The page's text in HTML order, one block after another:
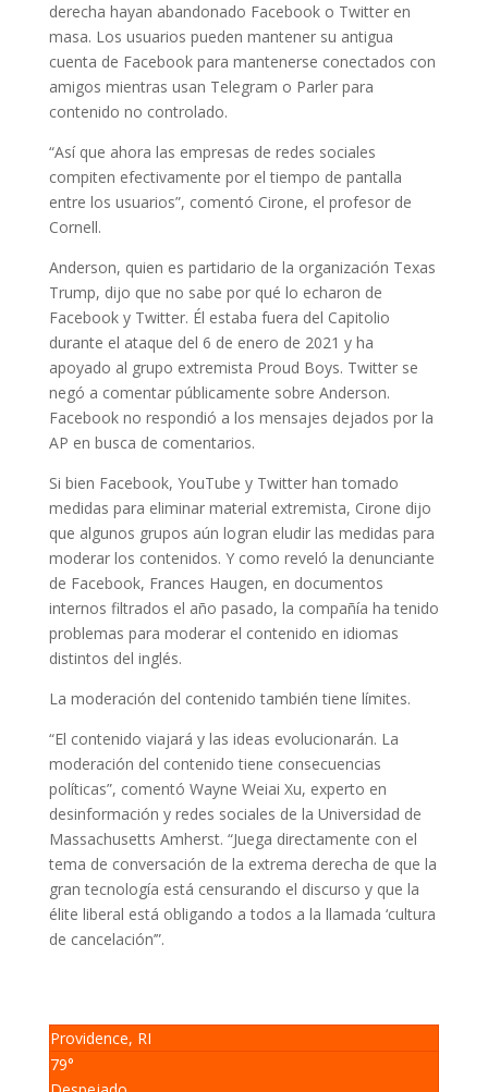
derecha hayan abandonado Facebook o Twitter en
masa. Los usuarios pueden mantener su antigua
cuenta de Facebook para mantenerse conectados con
amigos mientras usan Telegram o Parler para
contenido no controlado.
“Así que ahora las empresas de redes sociales
compiten efectivamente por el tiempo de pantalla
entre los usuarios”, comentó Cirone, el profesor de
Cornell.
Anderson, quien es partidario de la organización Texas
Trump, dijo que no sabe por qué lo echaron de
Facebook y Twitter. Él estaba fuera del Capitolio
durante el ataque del 6 de enero de 2021 y ha
apoyado al grupo extremista Proud Boys. Twitter se
negó a comentar públicamente sobre Anderson.
Facebook no respondió a los mensajes dejados por la
AP en busca de comentarios.
Si bien Facebook, YouTube y Twitter han tomado
medidas para eliminar material extremista, Cirone dijo
que algunos grupos aún logran eludir las medidas para
moderar los contenidos. Y como reveló la denunciante
de Facebook, Frances Haugen, en documentos
internos filtrados el año pasado, la compañía ha tenido
problemas para moderar el contenido en idiomas
distintos del inglés.
La moderación del contenido también tiene límites.
“El contenido viajará y las ideas evolucionarán. La
moderación del contenido tiene consecuencias
políticas”, comentó Wayne Weiai Xu, experto en
desinformación y redes sociales de la Universidad de
Massachusetts Amherst. “Juega directamente con el
tema de conversación de la extrema derecha de que la
gran tecnología está censurando el discurso y que la
élite liberal está obligando a todos a la llamada ‘cultura
de cancelación’”.
Providence, RI
79°